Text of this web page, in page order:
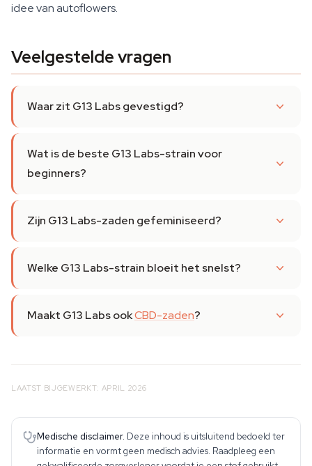
idee van autoflowers.
Veelgestelde vragen
Waar zit G13 Labs gevestigd?
Wat is de beste G13 Labs-strain voor
beginners?
Zijn G13 Labs-zaden gefeminiseerd?
Welke G13 Labs-strain bloeit het snelst?
Maakt G13 Labs ookCBD-zaden?
LAATST BIJGEWERKT: APRIL 2026
Medische disclaimer. Deze inhoud is uitsluitend bedoeld ter
informatie en vormt geen medisch advies. Raadpleeg een